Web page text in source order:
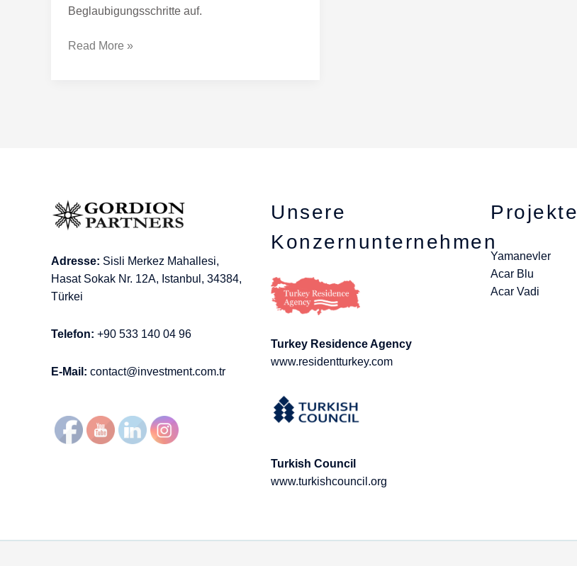
Beglaubigungsschritte auf.
Read More »
Adresse: Sisli Merkez Mahallesi,
Hasat Sokak Nr. 12A, Istanbul, 34384,
Türkei
Telefon: +90 533 140 04 96
E-Mail: contact@investment.com.tr
Unsere
Konzernunternehmen
Turkey Residence Agency
www.residentturkey.com
Turkish Council
www.turkishcouncil.org
Projekte
Yamanevler
Acar Blu
Acar Vadi